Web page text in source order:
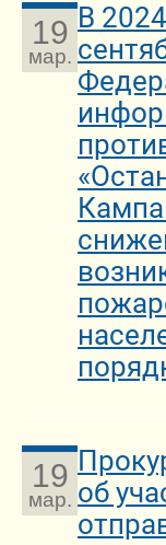
19
мар.
В
19
мар. об